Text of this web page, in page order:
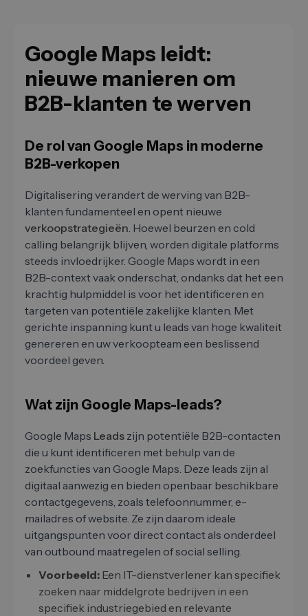
Google Maps leidt:
nieuwe manieren om
B2B-klanten te werven
De rol van Google Maps in moderne
B2B-verkopen
Digitalisering verandert de werving van B2B-
klanten fundamenteel en opent nieuwe
verkoopstrategieën. Hoewel beurzen en cold
calling belangrijk blijven, worden digitale platforms
steeds invloedrijker. Google Maps wordt in een
B2B-context vaak onderschat, ondanks dat het een
krachtig hulpmiddel is voor het identificeren en
targeten van potentiële zakelijke klanten. Met
gerichte inspanning kunt u leads van hoge kwaliteit
genereren en uw verkoopteam een ​​beslissend
voordeel geven.
Wat zijn Google Maps-leads?
Google Maps Leads zijn potentiële B2B-contacten
die u kunt identificeren met behulp van de
zoekfuncties van Google Maps. Deze leads zijn al
digitaal aanwezig en bieden openbaar beschikbare
contactgegevens, zoals telefoonnummer, e-
mailadres of website. Ze zijn daarom ideale
uitgangspunten voor direct contact als onderdeel
van outbound maatregelen of social selling.
Voorbeeld: Een IT-dienstverlener kan specifiek
zoeken naar middelgrote bedrijven in een
specifiek industriegebied en relevante